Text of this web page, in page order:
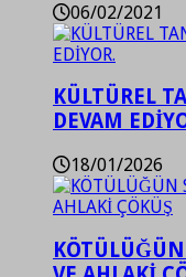
06/02/2021
KÜLTÜREL
DEVAM
18/01/2026